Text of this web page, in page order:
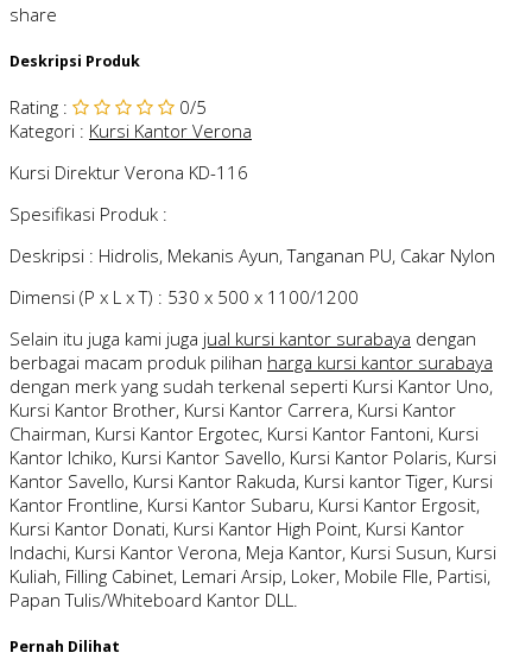
share
Deskripsi Produk
Rating : 0/5
Kategori : Kursi Kantor Verona
Kursi Direktur Verona KD-116
Spesifikasi Produk :
Deskripsi : Hidrolis, Mekanis Ayun, Tanganan PU, Cakar Nylon
Dimensi (P x L x T) : 530 x 500 x 1100/1200
Selain itu juga kami juga jual kursi kantor surabaya dengan
berbagai macam produk pilihan harga kursi kantor surabaya
dengan merk yang sudah terkenal seperti Kursi Kantor Uno,
Kursi Kantor Brother, Kursi Kantor Carrera, Kursi Kantor
Chairman, Kursi Kantor Ergotec, Kursi Kantor Fantoni, Kursi
Kantor Ichiko, Kursi Kantor Savello, Kursi Kantor Polaris, Kursi
Kantor Savello, Kursi Kantor Rakuda, Kursi kantor Tiger, Kursi
Kantor Frontline, Kursi Kantor Subaru, Kursi Kantor Ergosit,
Kursi Kantor Donati, Kursi Kantor High Point, Kursi Kantor
Indachi, Kursi Kantor Verona, Meja Kantor, Kursi Susun, Kursi
Kuliah, Filling Cabinet, Lemari Arsip, Loker, Mobile FIle, Partisi,
Papan Tulis/Whiteboard Kantor DLL.
Pernah Dilihat